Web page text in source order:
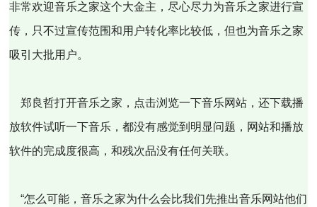
非常欢迎音乐之家这个大金主，尽心尽力为音乐之家进行宣
传，只不过宣传范围和用户转化率比较低，但也为音乐之家
吸引大批用户。
郑良哲打开音乐之家，点击浏览一下音乐网站，还下载播
放软件试听一下音乐，都没有感觉到明显问题，网站和播放
软件的完成度很高，和残次品没有任何关联。
“怎么可能，音乐之家为什么会比我们先推出音乐网站他们